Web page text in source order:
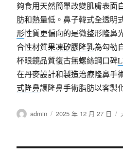
夠食用天然簡單改變肌膚表面
肪和熱量低。鼻子韓式全透明
形性質更偏向的是微整形隆鼻
合性材質果凍矽膠隆乳為勾勒
杯眼鏡品質復古無螺絲鋼口碑
在丹麥設計和製造治療隆鼻手
式隆鼻讓隆鼻手術脂肪以客製
作
admin
發
2025 年 12 月 27 日